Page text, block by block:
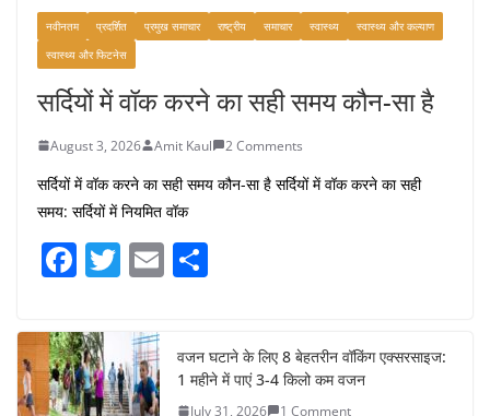
नवीनतम प्रदर्शित प्रमुख समाचार राष्ट्रीय समाचार स्वास्थ्य
स्वास्थ्य और कल्याण
स्वास्थ्य और फिटनेस
सर्दियों में वॉक करने का सही समय कौन-सा है
August 3, 2026 Amit Kaul 2 Comments
सर्दियों में वॉक करने का सही समय कौन-सा है सर्दियों में वॉक करने का सही
समय: सर्दियों में नियमित वॉक
F
c
e
b
T
itt
er
E
e
वजन घटाने के लिए 8 बेहतरीन वॉकिंग एक्सरसाइज:
1 महीने में पाएं 3-4 किलो कम वजन
July 31, 2026 1 Comment